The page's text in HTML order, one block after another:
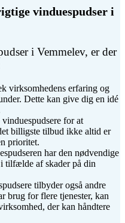
vinduespudser i
i Vemmelev, er der
virksomhedens erfaring og
Dette kan give dig en idé
for at
billigste tilbud ikke altid er
prioritet.
har den nødvendige
tilfælde af skader på din
tilbyder også andre
brug for flere tjenester, kan
der kan håndtere